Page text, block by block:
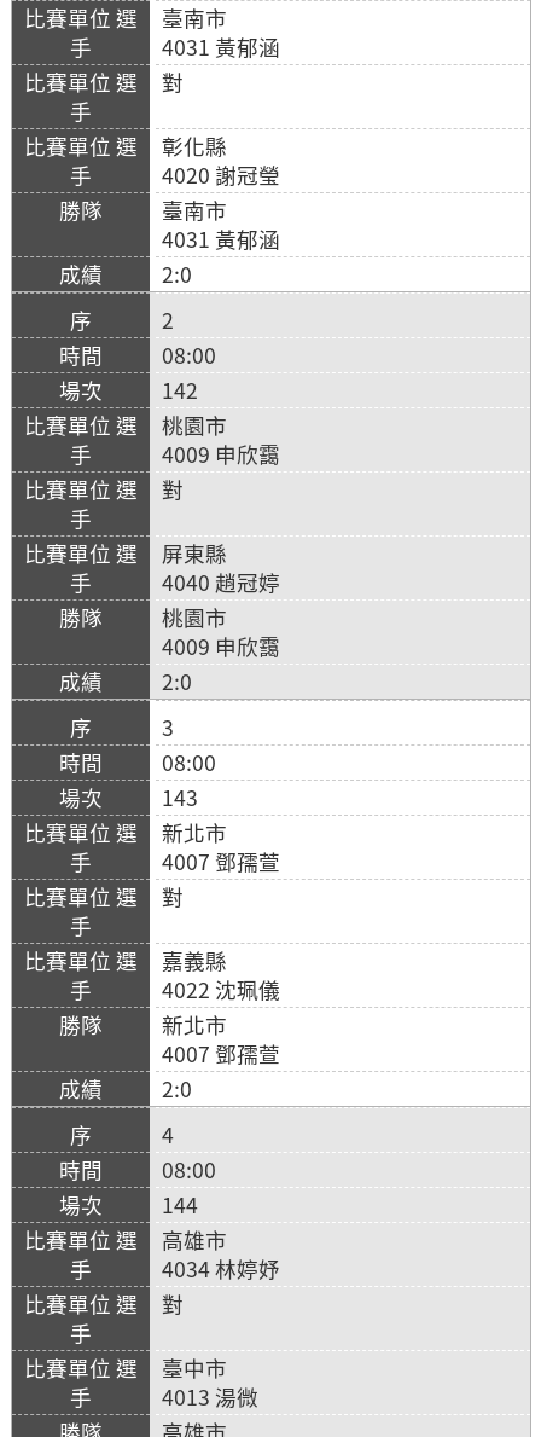
臺南市
4031 黃郁涵
對
彰化縣
4020 謝冠瑩
臺南市
4031 黃郁涵
2:0
2
08:00
142
桃園市
4009 申欣靄
對
屏東縣
4040 趙冠婷
桃園市
4009 申欣靄
2:0
3
08:00
143
新北市
4007 鄧孺萱
對
嘉義縣
4022 沈珮儀
新北市
4007 鄧孺萱
2:0
4
08:00
144
高雄市
4034 林婷妤
對
臺中市
4013 湯微